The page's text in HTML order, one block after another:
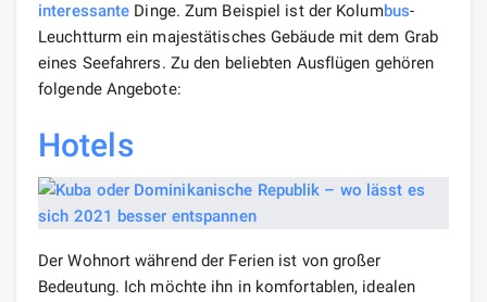
interessante Dinge. Zum Beispiel ist der Kolumbus-
Leuchtturm ein majestätisches Gebäude mit dem Grab
eines Seefahrers. Zu den beliebten Ausflügen gehören
folgende Angebote:
Hotels
Der Wohnort während der Ferien ist von großer
Bedeutung. Ich möchte ihn in komfortablen, idealen